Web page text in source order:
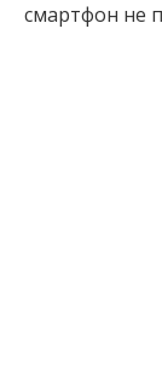
смартфон не